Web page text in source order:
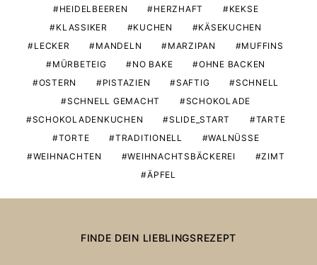
HEIDELBEEREN
HERZHAFT
KEKSE
KLASSIKER
KUCHEN
KÄSEKUCHEN
LECKER
MANDELN MARZIPAN
MUFFINS
MÜRBETEIG
NO BAKE
OHNE BACKEN
OSTERN
PISTAZIEN SAFTIG
SCHNELL
SCHNELL GEMACHT
SCHOKOLADE
SCHOKOLADENKUCHEN
SLIDE_START
TARTE
TORTE
TRADITIONELL
WALNÜSSE
WEIHNACHTEN
WEIHNACHTSBÄCKEREI
ZIMT
ÄPFEL
FINDE DEIN LIEBLINGSREZEPT